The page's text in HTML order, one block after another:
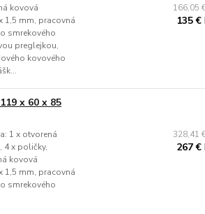
kovová
1,5 mm, pracovná
smrekového
preglejkou,
kovového
166,05
135 €
x 60 x 85
1 x otvorená
4 x poličky,
kovová
1,5 mm, pracovná
smrekového
328,41
267 €